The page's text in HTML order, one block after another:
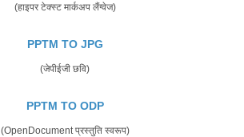
(हाइपर टेक्स्ट मार्कअप लैंग्वेज)
PPTM TO JPG
(जेपीईजी छवि)
PPTM TO ODP
(OpenDocument प्रस्तुति स्वरूप)